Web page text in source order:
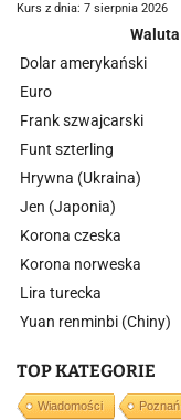
Kurs z dnia: 7 sierpnia 2026
Waluta
Dolar amerykański
Euro
Frank szwajcarski
Funt szterling
Hrywna (Ukraina)
Jen (Japonia)
Korona czeska
Korona norweska
Lira turecka
Yuan renminbi (Chiny)
TOP KATEGORIE
Wiadomości Poznań